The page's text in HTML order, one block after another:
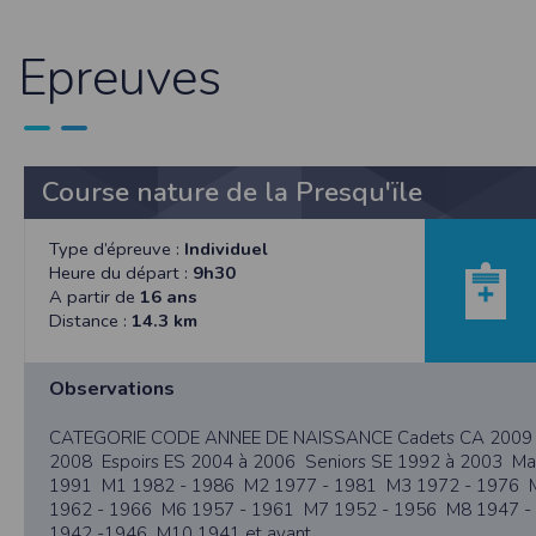
Epreuves
Course nature de la Presqu'ïle
Type d’épreuve : Individuel
Heure du départ : 9h30
A partir de 16 ans
Distance : 14.3 km
Observations
CATEGORIE CODE ANNEE DE NAISSANCE Cadets CA
2008 Espoirs ES 2004 à 2006 Seniors SE 1992 à 2003
1991 M1 1982 - 1986 M2 1977 - 1981 M3 1972 - 1976
1962 - 1966 M6 1957 - 1961 M7 1952 - 1956 M8 1947
et concernent, a minima, votre
de mettre en œuvre un procédé
fonctionnelle sans l’acceptation de
pourront être communiquées sur
demande en ce sens via l'email contact
L'accès au serveur et à l'interface
organisationnelles appropriées ont été
peuvent accéder aux données
données personnelles du Participant,
Timepulse met à disposition des
Droit applicable
Tant le présent site que les modalités et
éventuelle, et après l’échec de toute
Pour toute question relative aux présentes